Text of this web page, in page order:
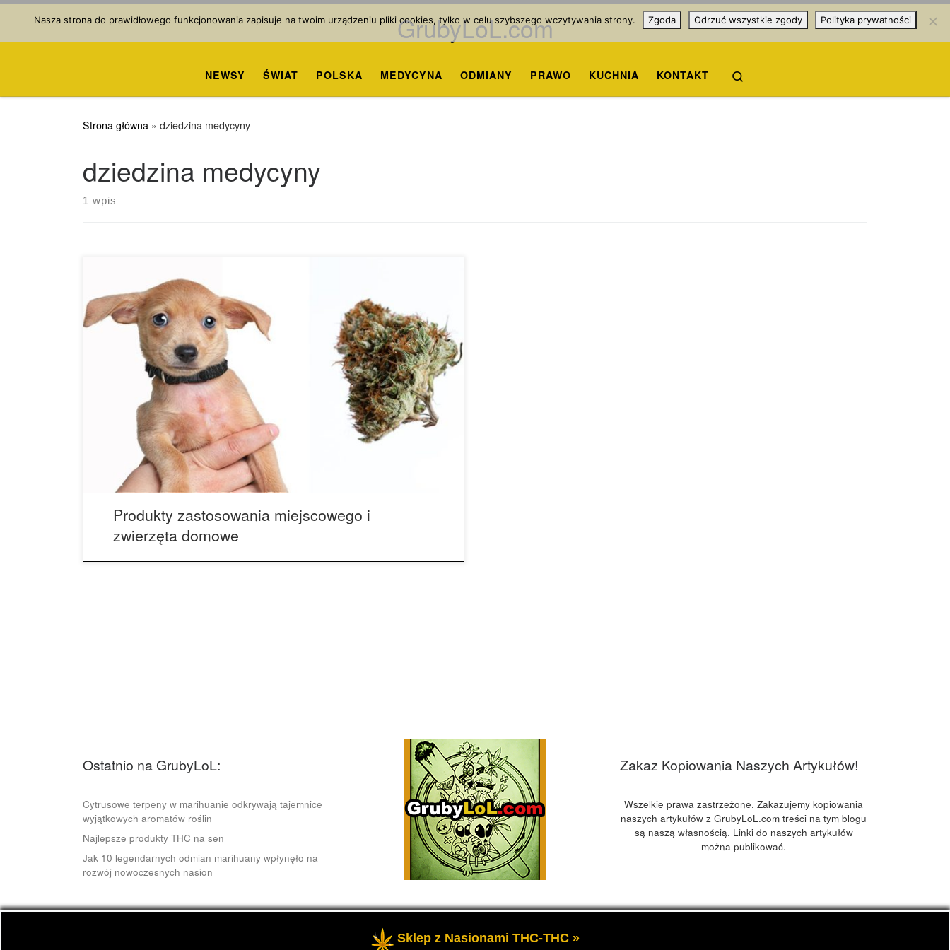
Przejdź do treści GrubyLoL.com
NEWSY ŚWIAT POLSKA MEDYCYNA ODMIANY PRAWO KUCHNIA KONTAKT
Strona główna » dziedzina medycyny
dziedzina medycyny
1 wpis
Produkty zastosowania miejscowego z marihuaną i zwierzęta domowe. Dzięki
badaniom medycznym dotyczącym marihuany, które ujawniają ekscytujące
rozwiązania dla tak wielu schorzeń u ludzi, nietrudno jest wyobrazić sobie
podobne korzyści dla chorego zwierzaka, jak mówi sama Dr. Sarah Silcox,
weterynarz z Ajax, ON i prezes Canadian Association of Veterinary
Cannabinoid Medicine […]
Produkty zastosowania miejscowego i
zwierzęta domowe
Ostatnio na GrubyLoL:
Cytrusowe terpeny w marihuanie odkrywają tajemnice
wyjątkowych aromatów roślin
Najlepsze produkty THC na sen
Jak 10 legendarnych odmian marihuany wpłynęło na
rozwój nowoczesnych nasion
Zakaz Kopiowania Naszych Artykułów!
Wszelkie prawa zastrzeżone. Zakazujemy kopiowania
naszych artykułów z GrubyLoL.com treści na tym blogu
są naszą własnością. Linki do naszych artykułów
można publikować.
- Przedstawia informacje o marihuanie, czyli cannabis blog, kuchnia konopna i wiele innych.
Nasza strona do prawidłowego funkcjonowania zapisuje na twoim urządzeniu pliki cookies, tylko w celu szybszego wczytywania strony. Zgoda Odrzuć wszystkie zgody Polityka prywatności
Sklep z Nasionami THC-THC »